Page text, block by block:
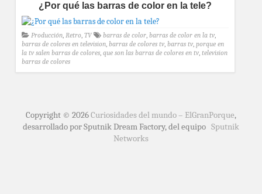
¿Por qué las barras de color en la tele?
Producción, Retro, TV barras de color, barras de color en la tv,
barras de colores en television, barras de colores tv, barras tv, porque en
la tv salen barras de colores, que son las barras de colores en tv, television
barras de colores
Copyright © 2026Curiosidades del mundo – ElGranPorque,
desarrollado por Sputnik Dream Factory, del equipo Sputnik
Networks